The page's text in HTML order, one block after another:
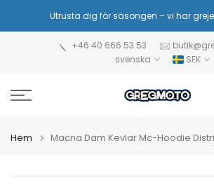
till
Utrusta dig för säsongen – vi har
+46 40 666 53 53
svenska
SEK
Hem Macna Dam Kevlar Mc-Hoodie